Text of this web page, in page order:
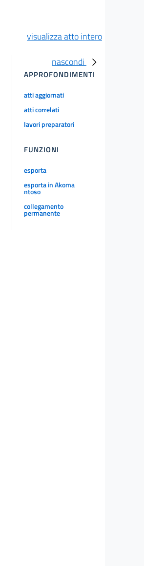
visualizza atto intero
nascondi
APPROFONDIMENTI
atti aggiornati
atti correlati
lavori preparatori
FUNZIONI
esporta
esporta in Akoma
ntoso
collegamento
permanente